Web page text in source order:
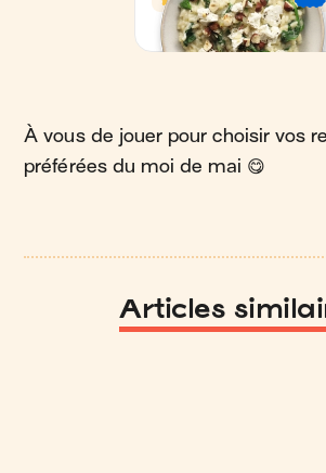
À vous de jouer pour choisir vos
préférées du moi de mai 😋
Articles